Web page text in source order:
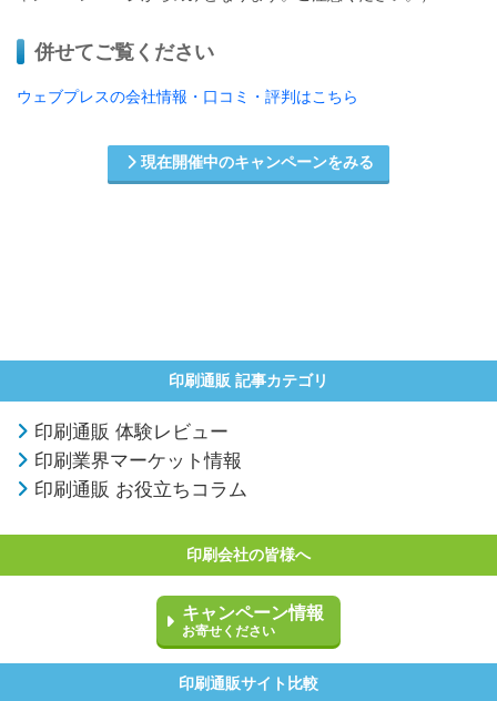
併せてご覧ください
ウェブプレスの会社情報・口コミ・評判はこちら
現在開催中のキャンペーンをみる
印刷通販 記事カテゴリ
印刷通販 体験レビュー
印刷業界マーケット情報
印刷通販 お役立ちコラム
印刷会社の皆様へ
キャンペーン情報
お寄せください
印刷通販サイト比較